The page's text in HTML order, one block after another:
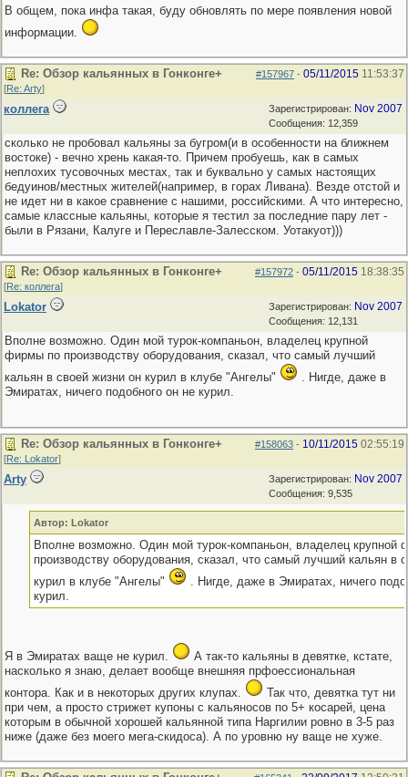
В общем, пока инфа такая, буду обновлять по мере появления новой
информации.
#157967 - 05/11/2015 11:53:37
Re: Обзор кальянных в Гонконге+
[Re: Arty]
Зарегистрирован: Nov 2007
Сообщения: 12,359
коллега
сколько не пробовал кальяны за бугром(и в особенности на ближнем
востоке) - вечно хрень какая-то. Причем пробуешь, как в самых
неплохих тусовочных местах, так и буквально у самых настоящих
бедуинов/местных жителей(например, в горах Ливана). Везде отстой и
не идет ни в какое сравнение с нашими, российскими. А что интересно,
самые классные кальяны, которые я тестил за последние пару лет -
были в Рязани, Калуге и Переславле-Залесском. Уотакуот)))
#157972 - 05/11/2015 18:38:35
Re: Обзор кальянных в Гонконге+
[Re: коллега]
Зарегистрирован: Nov 2007
Сообщения: 12,131
Lokator
Вполне возможно. Один мой турок-компаньон, владелец крупной
фирмы по производству оборудования, сказал, что самый лучший
кальян в своей жизни он курил в клубе "Ангелы"
. Нигде, даже в
Эмиратах, ничего подобного он не курил.
#158063 - 10/11/2015 02:55:19
Re: Обзор кальянных в Гонконге+
[Re: Lokator]
Зарегистрирован: Nov 2007
Сообщения: 9,535
Arty
Автор: Lokator
Вполне возможно. Один мой турок-компаньон, владелец крупной
производству оборудования, сказал, что самый лучший кальян в
курил в клубе "Ангелы"
. Нигде, даже в Эмиратах, ничего
курил.
Я в Эмиратах ваще не курил.
А так-то кальяны в девятке, кстате,
насколько я знаю, делает вообще внешняя прфоессиональная
контора. Как и в некоторых других клупах.
Так что, девятка тут ни
при чем, а просто стрижет купоны с кальяносов по 5+ косарей, цена
которым в обычной хорошей кальянной типа Наргилии ровно в 3-5 раз
ниже (даже без моего мега-скидоса). А по уровню ну ваще не хуже.